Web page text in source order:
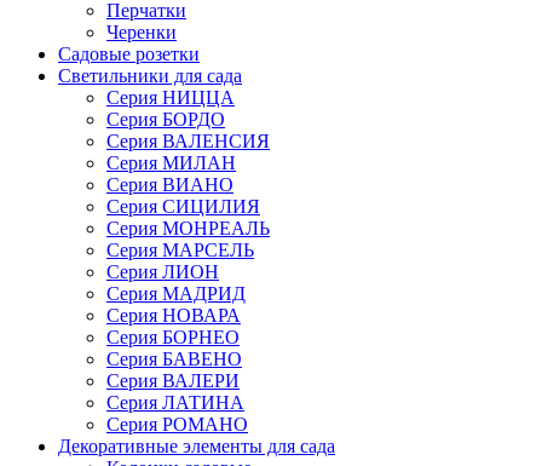
Перчатки
Черенки
Садовые розетки
Светильники для сада
Серия НИЦЦА
Серия БОРДО
Серия ВАЛЕНСИЯ
Серия МИЛАН
Серия ВИАНО
Серия СИЦИЛИЯ
Серия МОНРЕАЛЬ
Серия МАРСЕЛЬ
Серия ЛИОН
Серия МАДРИД
Серия НОВАРА
Серия БОРНЕО
Серия БАВЕНО
Серия ВАЛЕРИ
Серия ЛАТИНА
Серия РОМАНО
Декоративные элементы для сада